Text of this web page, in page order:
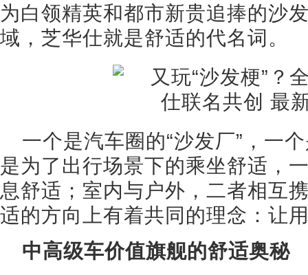
为白领精英和都市新贵追捧的沙
域，芝华仕就是舒适的代名词。
一个是汽车圈的“沙发厂”，一
是为了出行场景下的乘坐舒适，
息舒适；室内与户外，二者相互
适的方向上有着共同的理念：让
中高级车价值旗舰的舒适奥秘